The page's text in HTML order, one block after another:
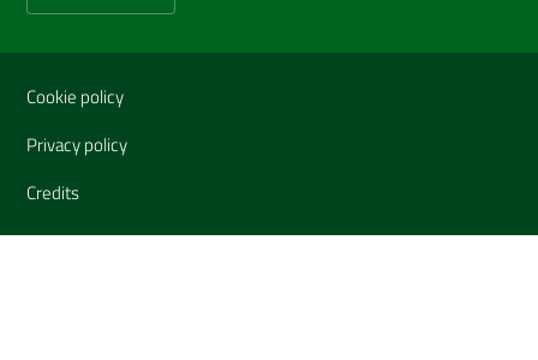
Sezione Link Utili
Cookie policy
Privacy policy
Credits